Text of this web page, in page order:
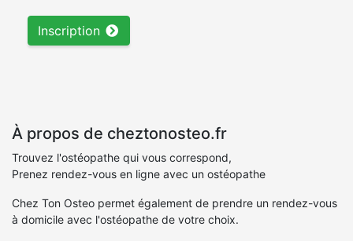
Inscription
À propos de cheztonosteo.fr
Trouvez l'ostéopathe qui vous correspond,
Prenez rendez-vous en ligne avec un ostéopathe
Chez Ton Osteo permet également de prendre un rendez-vous
à domicile avec l'ostéopathe de votre choix.